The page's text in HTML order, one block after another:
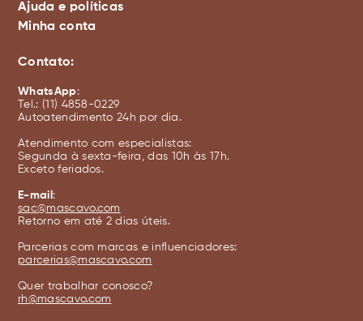
Sobre a Mascavo
Sobre a Mari Saad
Ajuda e políticas
Política de privacidade
Política de cancelamento
Ingredientes
Opções de pagamento
Minha conta
Meus pedidos
Meus favoritos
Meus dados
Contato:
WhatsApp:
Tel.: (11) 4858-0229
Autoatendimento 24h por dia.
Atendimento com especialistas:
Segunda à sexta-feira, das 10h às 17h.
Exceto feriados.
E-mail :
sac@mascavo.com
Retorno em até 2 dias úteis.
Parcerias com marcas e influenciadores:
parcerias@mascavo.com
Quer trabalhar conosco?
rh@mascavo.com